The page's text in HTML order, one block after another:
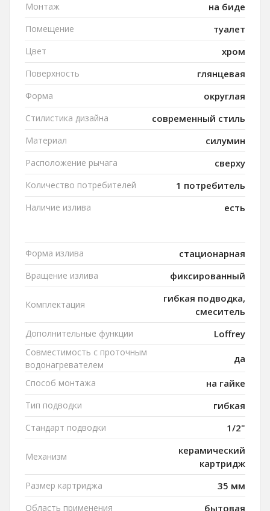
Монтаж на биде
Помещение туалет
Цвет хром
Поверхность глянцевая
Форма округлая
Стилистика дизайна современный стиль
Материал силумин
Расположение рычага сверху
Количество потребителей 1 потребитель
Наличие излива есть
Форма излива стационарная
Вращение излива фиксированный
Комплектация
гибкая подводка,
смеситель
Дополнительные функции Loffrey
Совместимость с проточным
водонагревателем
да
Способ монтажа на гайке
Тип подводки гибкая
Стандарт подводки 1/2"
Механизм
керамический
картридж
Размер картриджа 35 мм
Область применения бытовая